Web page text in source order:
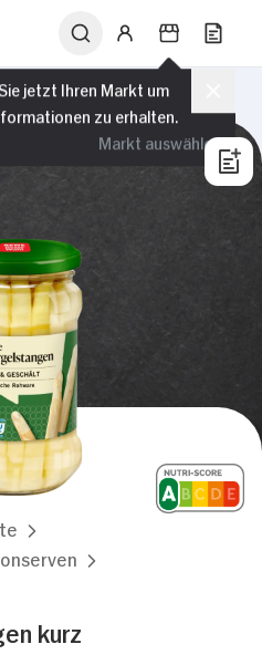
jetzt Ihren Markt um
zu erhalten.
Markt auswählen
kurz